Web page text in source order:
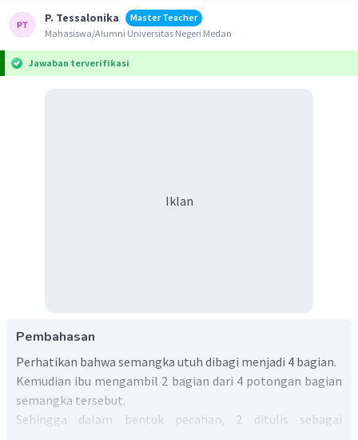
P. Tessalonika
Master Teacher
Mahasiswa/Alumni Universitas Negeri Medan
Jawaban terverifikasi
Iklan
Pembahasan
Perhatikan bahwa semangka utuh dibagi menjadi 4 bagian.
Kemudian ibu mengambil 2 bagian dari 4 potongan bagian
semangka tersebut.
Sehingga dalam bentuk pecahan, 2 ditulis sebagai